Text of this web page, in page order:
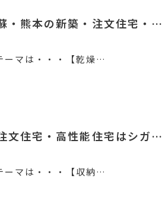
・熊本の新築・注文住宅・…
ーマは・・・【乾燥…
文住宅・高性能住宅はシガ…
ーマは・・・【収納…